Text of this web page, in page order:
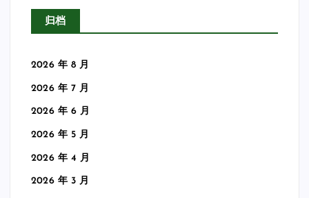
归档
2026 年 8 月
2026 年 7 月
2026 年 6 月
2026 年 5 月
2026 年 4 月
2026 年 3 月